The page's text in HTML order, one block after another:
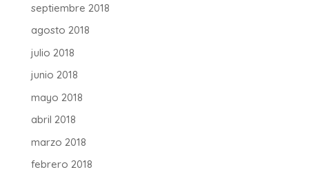
septiembre 2018
agosto 2018
julio 2018
junio 2018
mayo 2018
abril 2018
marzo 2018
febrero 2018